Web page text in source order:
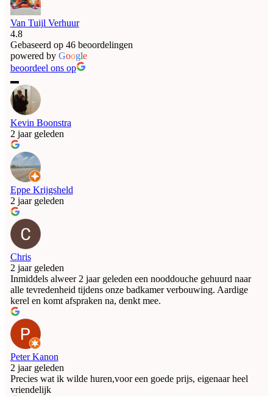
Van Tuijl Verhuur
4.8
Gebaseerd op 46 beoordelingen
powered by Google
beoordeel ons op
Kevin Boonstra
2 jaar geleden
Eppe Krijgsheld
2 jaar geleden
Chris
2 jaar geleden
Inmiddels alweer 2 jaar geleden een nooddouche gehuurd naar
alle tevredenheid tijdens onze badkamer verbouwing. Aardige
kerel en komt afspraken na, denkt mee.
Peter Kanon
2 jaar geleden
Precies wat ik wilde huren,voor een goede prijs, eigenaar heel
vriendelijk